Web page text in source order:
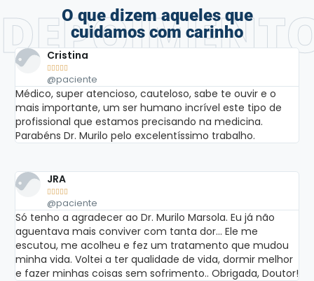
O que dizem aqueles que
cuidamos com carinho
Cristina

@paciente
Médico, super atencioso, cauteloso, sabe te ouvir e o
mais importante, um ser humano incrível este tipo de
profissional que estamos precisando na medicina.
Parabéns Dr. Murilo pelo excelentíssimo trabalho.
JRA

@paciente
Só tenho a agradecer ao Dr. Murilo Marsola. Eu já não
aguentava mais conviver com tanta dor... Ele me
escutou, me acolheu e fez um tratamento que mudou
minha vida. Voltei a ter qualidade de vida, dormir melhor
e fazer minhas coisas sem sofrimento.. Obrigada, Doutor!